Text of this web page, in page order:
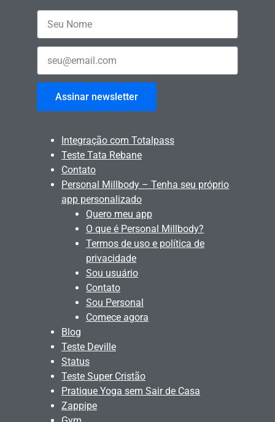
Assinar newsletter
Integração com Totalpass
Teste Tata Rebane
Contato
Personal Millbody – Tenha seu próprio
app personalizado
Quero meu app
O que é Personal Millbody?
Termos de uso e política de
privacidade
Sou usuário
Contato
Sou Personal
Comece agora
Blog
Teste Deville
Status
Teste Super Cristão
Pratique Yoga sem Sair de Casa
Zappipe